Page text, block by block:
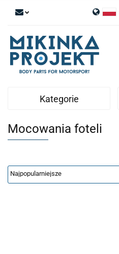
Polski
English
Kategorie
Mocowania foteli